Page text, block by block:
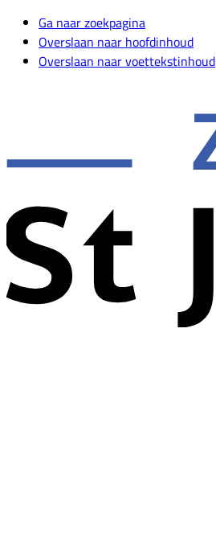
Ga naar zoekpagina
Overslaan naar hoofdinhoud
Overslaan naar voettekstinhoud